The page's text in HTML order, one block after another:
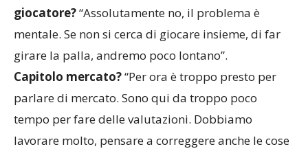
giocatore?“Assolutamente no, il problema è
mentale. Se non si cerca di giocare insieme, di far
girare la palla, andremo poco lontano”.
Capitolo mercato?“Per ora è troppo presto per
parlare di mercato. Sono qui da troppo poco
tempo per fare delle valutazioni. Dobbiamo
lavorare molto, pensare a correggere anche le cose